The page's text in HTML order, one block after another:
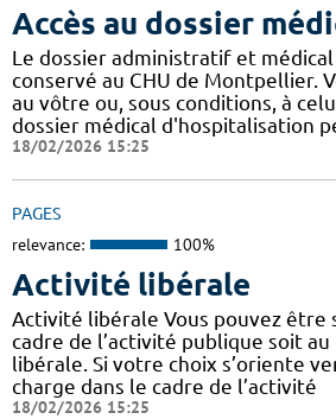
Accès au dossier
Le dossier administratif et
conservé au CHU de Montpellier.
au vôtre ou, sous conditions, à
dossier médical d'hospitalisation
18/02/2026 15:25
PAGES
relevance: 100%
Activité libérale
Activité libérale Vous pouvez être
cadre de l’activité publique soit
libérale. Si votre choix s’oriente
charge dans le cadre de l’activité
18/02/2026 15:25